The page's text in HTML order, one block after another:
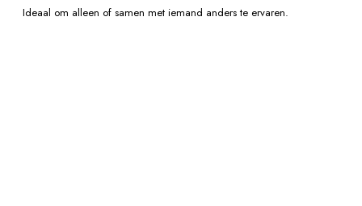
Ideaal om alleen of samen met iemand anders te ervaren.